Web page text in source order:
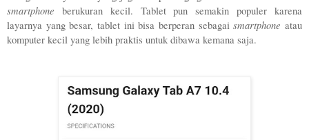
smartphone berukuran kecil. Tablet pun semakin populer karena
layarnya yang besar, tablet ini bisa berperan sebagai smartphone atau
komputer kecil yang lebih praktis untuk dibawa kemana saja.